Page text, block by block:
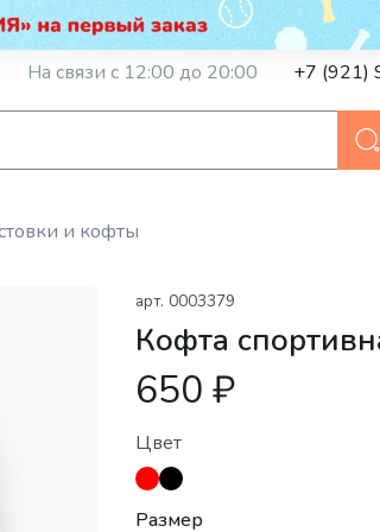
На связи с 12:00 до 20:00 +7 (921)
и кофты
арт. 0003379
Кофта
650 ₽
Цвет
Размер